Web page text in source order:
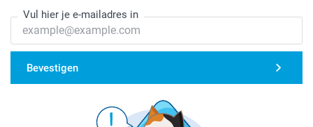
Vul hier je e-mailadres in
Bevestigen